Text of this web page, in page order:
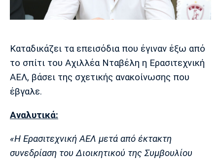
Cine Spot
Running
Media
Μπαρτσελόνα
Καταδικάζει τα επεισόδια που έγιναν έξω από
το σπίτι του Αχιλλέα Νταβέλη η Ερασιτεχνική
ΑΕΛ, βάσει της σχετικής ανακοίνωσης που
έβγαλε.
Αναλυτικά:
«Η Ερασιτεχνική ΑΕΛ μετά από έκτακτη
συνεδρίαση του Διοικητικού της Συμβουλίου